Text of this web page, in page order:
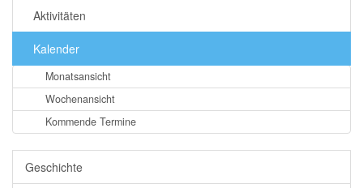
Aktivitäten
Kalender
Monatsansicht
Wochenansicht
Kommende Termine
Geschichte